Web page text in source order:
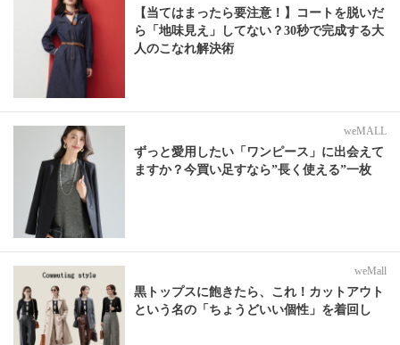
【当てはまったら要注意！】コートを脱いだ
ら「地味見え」してない？30秒で完成する大
人のこなれ解決術
weMALL
ずっと愛用したい「ワンピース」に出会えて
ますか？今買い足すなら”長く使える”一枚
weMall
黒トップスに飽きたら、これ！カットアウト
という名の「ちょうどいい個性」を着回し